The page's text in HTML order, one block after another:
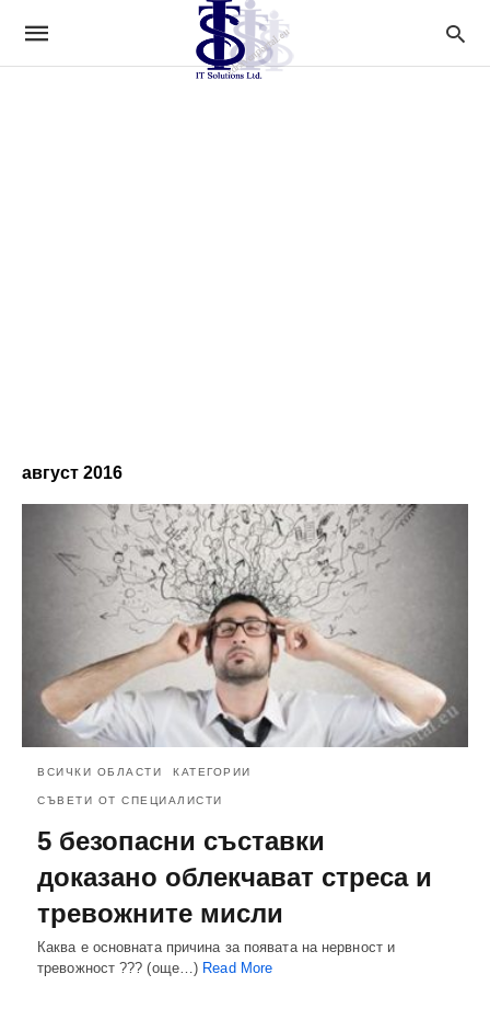
август 2016
ВСИЧКИ ОБЛАСТИ КАТЕГОРИИ
СЪВЕТИ ОТ СПЕЦИАЛИСТИ
5 безопасни съставки
доказано облекчават стреса и
тревожните мисли
Каква е основната причина за появата на нервност и
тревожност ??? (още…) Read More